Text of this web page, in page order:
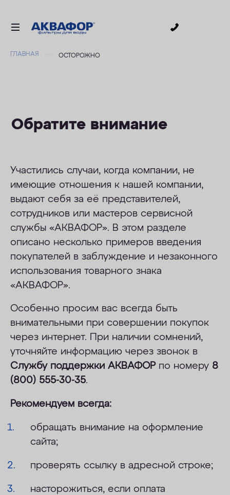
АКСЕССУАРЫ
АКЦИИ
ДОСТАВКА
ОПЛАТА
КОНТАКТЫ
ГЛАВНАЯ ОСТОРОЖНО
Обратите внимание
Участились случаи, когда компании, не
имеющие отношения к нашей компании,
выдают себя за её представителей,
сотрудников или мастеров сервисной
службы «АКВАФОР». В этом разделе
описано несколько примеров введения
покупателей в заблуждение и незаконного
иcпользования товарного знака
«АКВАФОР».
Особенно просим вас всегда быть
внимательными при совершении покупок
через интернет. При наличии сомнений,
уточняйте информацию через звонок в
Службу поддержки АКВАФОРпо номеру 8
(800) 555-30-35.
Рекомендуем всегда:
обращать внимание на оформление
сайта;
проверять ссылку в адресной строке;
насторожиться, если оплата